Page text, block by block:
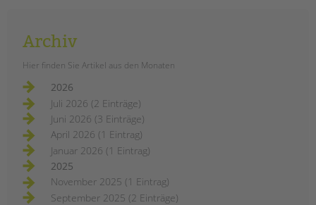
Archiv
Hier finden Sie Artikel aus den Monaten
2026
Juli 2026 (2 Einträge)
Juni 2026 (3 Einträge)
April 2026 (1 Eintrag)
Januar 2026 (1 Eintrag)
2025
November 2025 (1 Eintrag)
September 2025 (2 Einträge)